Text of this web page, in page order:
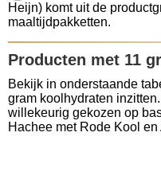
Heijn) komt uit de
maaltijdpakketten.
Producten met 11
Bekijk in onderstaande
gram koolhydraten
willekeurig gekozen op
Hachee met Rode Kool